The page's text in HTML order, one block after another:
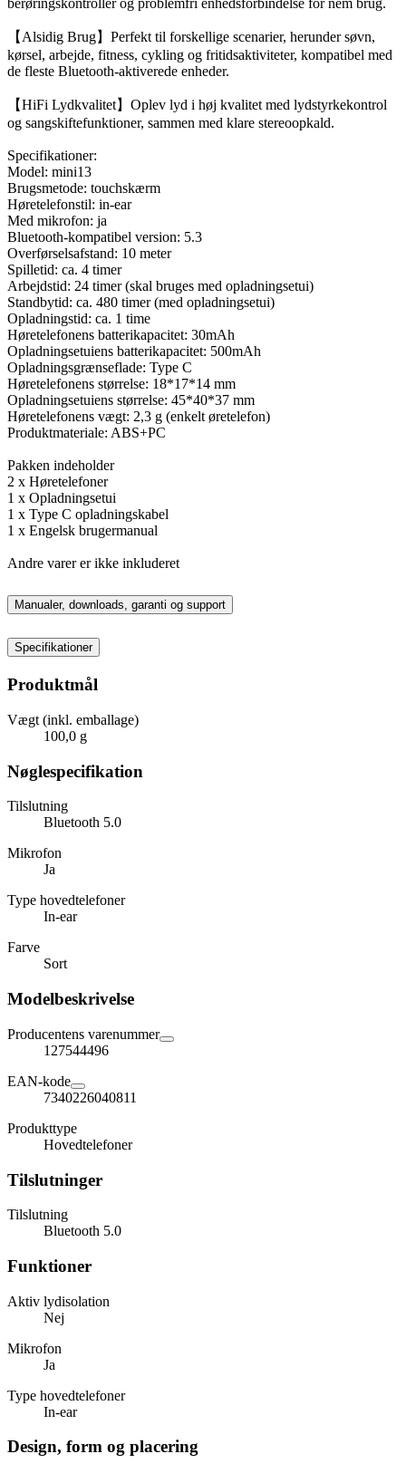
berøringskontroller og problemfri enhedsforbindelse for nem brug.
【Alsidig Brug】Perfekt til forskellige scenarier, herunder søvn,
kørsel, arbejde, fitness, cykling og fritidsaktiviteter, kompatibel med
de fleste Bluetooth-aktiverede enheder.
【HiFi Lydkvalitet】Oplev lyd i høj kvalitet med lydstyrkekontrol
og sangskiftefunktioner, sammen med klare stereoopkald.
Specifikationer:
Model: mini13
Brugsmetode: touchskærm
Høretelefonstil: in-ear
Med mikrofon: ja
Bluetooth-kompatibel version: 5.3
Overførselsafstand: 10 meter
Spilletid: ca. 4 timer
Arbejdstid: 24 timer (skal bruges med opladningsetui)
Standbytid: ca. 480 timer (med opladningsetui)
Opladningstid: ca. 1 time
Høretelefonens batterikapacitet: 30mAh
Opladningsetuiens batterikapacitet: 500mAh
Opladningsgrænseflade: Type C
Høretelefonens størrelse: 18*17*14 mm
Opladningsetuiens størrelse: 45*40*37 mm
Høretelefonens vægt: 2,3 g (enkelt øretelefon)
Produktmateriale: ABS+PC
Pakken indeholder
2 x Høretelefoner
1 x Opladningsetui
1 x Type C opladningskabel
1 x Engelsk brugermanual
Andre varer er ikke inkluderet
Manualer, downloads, garanti og support
Specifikationer
Produktmål
Vægt (inkl. emballage)
100,0 g
Nøglespecifikation
Tilslutning
Bluetooth 5.0
Mikrofon
Ja
Type hovedtelefoner
In-ear
Farve
Sort
Modelbeskrivelse
Producentens varenummer
127544496
EAN-kode
7340226040811
Produkttype
Hovedtelefoner
Tilslutninger
Tilslutning
Bluetooth 5.0
Funktioner
Aktiv lydisolation
Nej
Mikrofon
Ja
Type hovedtelefoner
In-ear
Design, form og placering